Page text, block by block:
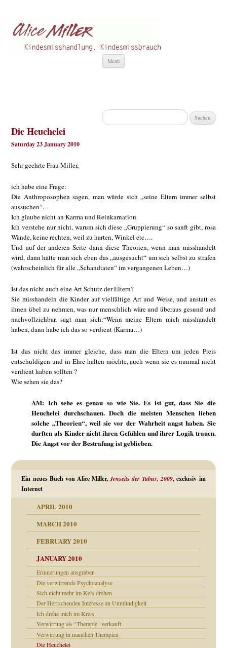
Menü
Suchen
nach:
Die Heuchelei
Saturday 23 January 2010
Sehr geehrte Frau Miller,
ich habe eine Frage:
Die Anthroposophen sagen, man würde sich „seine Eltern immer selbst
aussuchen“…
Ich glaube nicht an Karma und Reinkarnation.
Ich verstehe nur nicht, warum sich diese „Gruppierung“ so sanft gibt, rosa
Wände, keine rechten, weil zu harten, Winkel etc….
Und auf der anderen Seite dann diese Theorien, wenn man misshandelt
wird, dann hätte man sich eben das „ausgesucht“ um sich selbst zu strafen
(wahrscheinlich für alle „Schandtaten“ im vergangenen Leben…)
Ist das nicht auch eine Art Schutz der Eltern?
Sie misshandeln die Kinder auf vielfältige Art und Weise, und anstatt es
ihnen übel zu nehmen, was nur menschlich wäre und überaus gesund und
nachvollziehbar, sagt man sich:“Wenn meine Eltern mich misshandelt
haben, dann habe ich das so verdient (Karma…)
Ist das nicht das immer gleiche, dass man die Eltern um jeden Preis
entschuldigen und in Ehre halten möchte, auch wenn sie es nunmal nicht
verdient haben sollten ?
Wie sehen sie das?
AM: Ich sehe es genau so wie Sie. Es ist gut, dass Sie die
Heuchelei durchschauen. Doch die meisten Menschen lieben
solche „Theorien“, weil sie vor der Wahrheit angst haben. Sie
durften als Kinder nicht ihren Gefühlen und ihrer Logik trauen.
Die Angst vor der Bestrafung ist geblieben.
Ein neues Buch von Alice Miller,Jenseits der Tabus, 2009, exclusiv im
Internet
APRIL 2010
MARCH 2010
FEBRUARY 2010
JANUARY 2010
Erinnerungen ausgraben
Die verwirrende Psychoanalyse
Sich nicht mehr im Keis drehen
Der Herrschenden Interesse an Unmündigkeit
Ich drehe mich im Kreis
Verwirrung als "Therapie" verkauft
Verwirrung in manchen Therapien
Die Heuchelei